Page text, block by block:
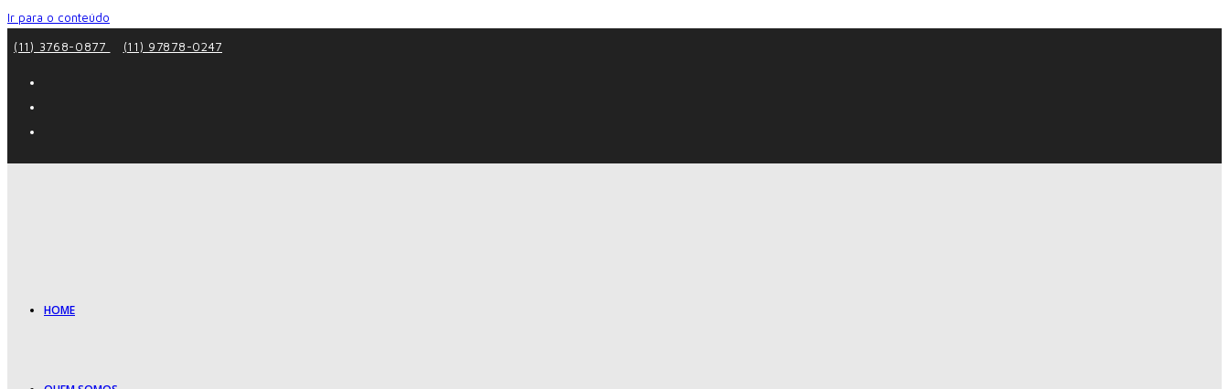
Ir para o conteúdo
(11) 3768-0877
(11) 97878-0247
HOME